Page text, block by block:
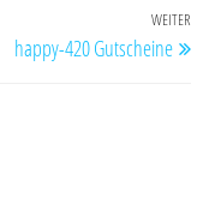
WEITER
happy-420 Gutscheine